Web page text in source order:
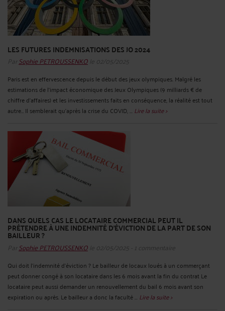
LES FUTURES INDEMNISATIONS DES JO 2024
Par Sophie PETROUSSENKO le 02/05/2025
Paris est en effervescence depuis le début des jeux olympiques. Malgré les
estimations de l’impact économique des Jeux Olympiques (9 milliards € de
chiffre d’affaires) et les investissements faits en conséquence, la réalité est tout
autre… Il semblerait qu’après la crise du COVID, ... Lire la suite >
DANS QUELS CAS LE LOCATAIRE COMMERCIAL PEUT IL
PRÉTENDRE À UNE INDEMNITÉ D’ÉVICTION DE LA PART DE SON
BAILLEUR ?
Par Sophie PETROUSSENKO le 02/05/2025 - 1 commentaire
Qui doit l’indemnité d’éviction ? Le bailleur de locaux loués à un commerçant
peut donner congé à son locataire dans les 6 mois avant la fin du contrat Le
locataire peut aussi demander un renouvellement du bail 6 mois avant son
expiration ou après. Le bailleur a donc la faculté ... Lire la suite >